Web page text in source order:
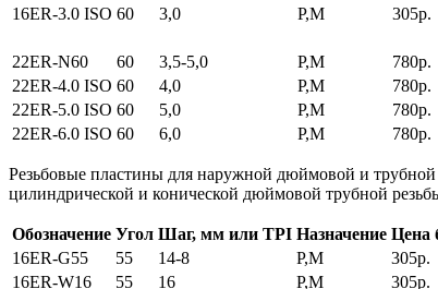
16ER-3.0 ISO 60 3,0 P,M 305р.
22ER-N60 60 3,5-5,0 P,M
780р.
22ER-4.0 ISO 60 4,0 P,M
780р.
22ER-5.0 ISO 60 5,0 P,M
780р.
22ER-6.0 ISO 60 6,0 P,M 780р.
Резьбовые пластины для наружной дюймовой и трубной
цилиндрической и конической дюймовой трубной
Обозначение Угол Шаг, мм или TPI Назначение Цена
16ER-G55
55 14-8 P,M
305р.
16ER-W16
55 16 P,M 305р.